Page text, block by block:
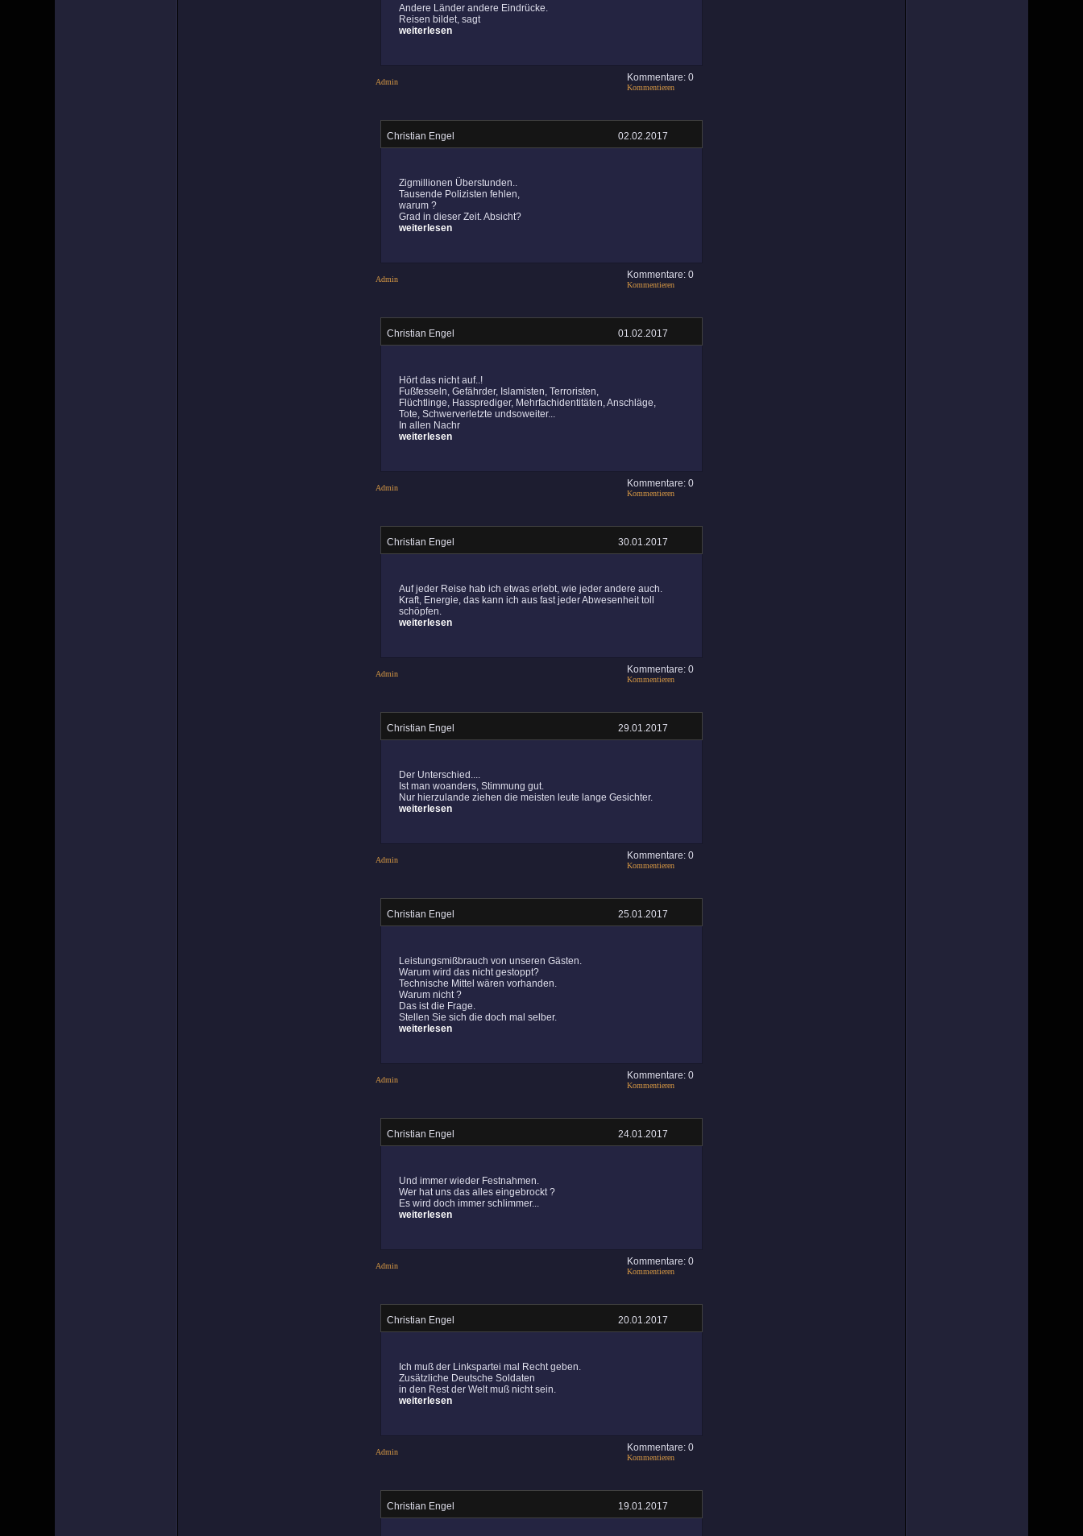
Andere Länder andere Eindrücke.
Reisen bildet, sagt
weiterlesen
Admin Kommentare: 0
Kommentieren
Christian Engel 02.02.2017
Zigmillionen Überstunden..
Tausende Polizisten fehlen,
warum ?
Grad in dieser Zeit. Absicht?
weiterlesen
Admin Kommentare: 0
Kommentieren
Christian Engel 01.02.2017
Hört das nicht auf..!
Fußfesseln, Gefährder, Islamisten, Terroristen,
Flüchtlinge, Hassprediger, Mehrfachidentitäten, Anschläge,
Tote, Schwerverletzte undsoweiter...
In allen Nachr
weiterlesen
Admin Kommentare: 0
Kommentieren
Christian Engel 30.01.2017
Auf jeder Reise hab ich etwas erlebt, wie jeder andere auch.
Kraft, Energie, das kann ich aus fast jeder Abwesenheit toll
schöpfen.
weiterlesen
Admin Kommentare: 0
Kommentieren
Christian Engel 29.01.2017
Der Unterschied....
Ist man woanders, Stimmung gut.
Nur hierzulande ziehen die meisten leute lange Gesichter.
weiterlesen
Admin Kommentare: 0
Kommentieren
Christian Engel 25.01.2017
Leistungsmißbrauch von unseren Gästen.
Warum wird das nicht gestoppt?
Technische Mittel wären vorhanden.
Warum nicht ?
Das ist die Frage.
Stellen Sie sich die doch mal selber.
weiterlesen
Admin Kommentare: 0
Kommentieren
Christian Engel 24.01.2017
Und immer wieder Festnahmen.
Wer hat uns das alles eingebrockt ?
Es wird doch immer schlimmer...
weiterlesen
Admin Kommentare: 0
Kommentieren
Christian Engel 20.01.2017
Ich muß der Linkspartei mal Recht geben.
Zusätzliche Deutsche Soldaten
in den Rest der Welt muß nicht sein.
weiterlesen
Admin Kommentare: 0
Kommentieren
Christian Engel 19.01.2017